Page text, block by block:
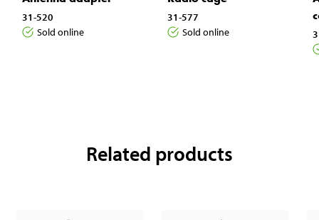
31-520
Sold online
31-577
Sold online
Related products